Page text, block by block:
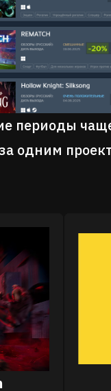
периоды
одним